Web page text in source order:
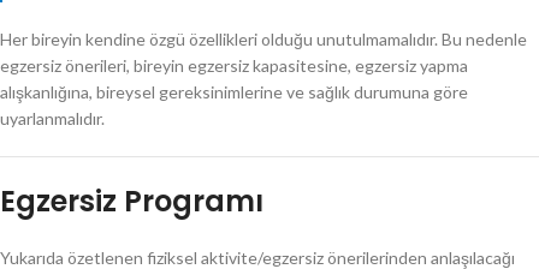
Her bireyin kendine özgü özellikleri olduğu unutulmamalıdır. Bu nedenle
egzersiz önerileri, bireyin egzersiz kapasitesine, egzersiz yapma
alışkanlığına, bireysel gereksinimlerine ve sağlık durumuna göre
uyarlanmalıdır.
Egzersiz Programı
Yukarıda özetlenen fiziksel aktivite/egzersiz önerilerinden anlaşılacağı